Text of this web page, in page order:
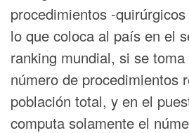
procedimientos -
lo que coloca al país en el
ranking mundial, si se
número de procedimientos
población total, y en el
computa solamente el